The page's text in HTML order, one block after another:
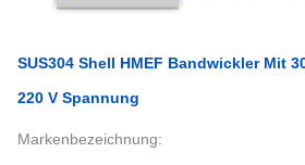
SUS304 Shell HMEF Bandwickler Mit
220 V Spannung
Markenbezeichnung: